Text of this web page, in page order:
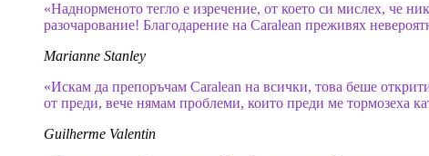
«Наднорменото тегло е изречение, от което си мислех, че
разочарование! Благодарение на Caralean преживях
Marianne Stanley
«Искам да препоръчам Caralean на всички, това беше
от преди, вече нямам проблеми, които преди ме тормозеха
Guilherme Valentin